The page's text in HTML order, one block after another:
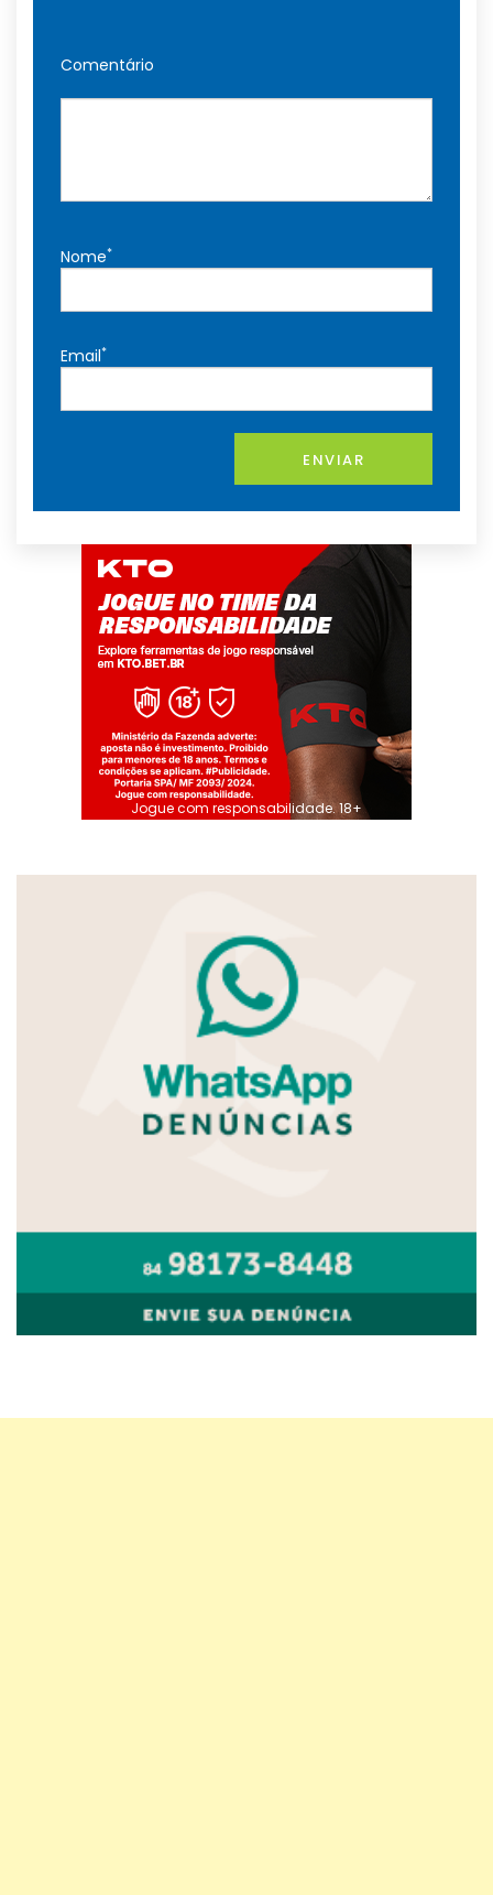
Comentário
Nome*
Email*
ENVIAR
Jogue com responsabilidade. 18+